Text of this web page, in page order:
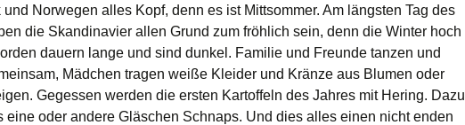
und Norwegen alles Kopf, denn es ist Mittsommer. Am längsten Tag des
die Skandinavier allen Grund zum fröhlich sein, denn die Winter hoch
dauern lange und sind dunkel. Familie und Freunde tanzen und
Mädchen tragen weiße Kleider und Kränze aus Blumen oder
Gegessen werden die ersten Kartoffeln des Jahres mit Hering. Dazu
eine oder andere Gläschen Schnaps. Und dies alles einen nicht enden